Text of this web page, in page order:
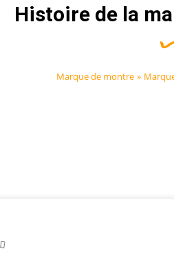
Histoire de la
Marque de montre »